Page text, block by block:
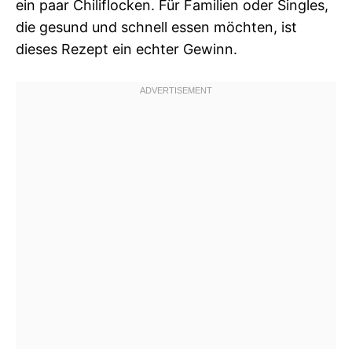
ein paar Chiliflocken. Für Familien oder Singles,
die gesund und schnell essen möchten, ist
dieses Rezept ein echter Gewinn.